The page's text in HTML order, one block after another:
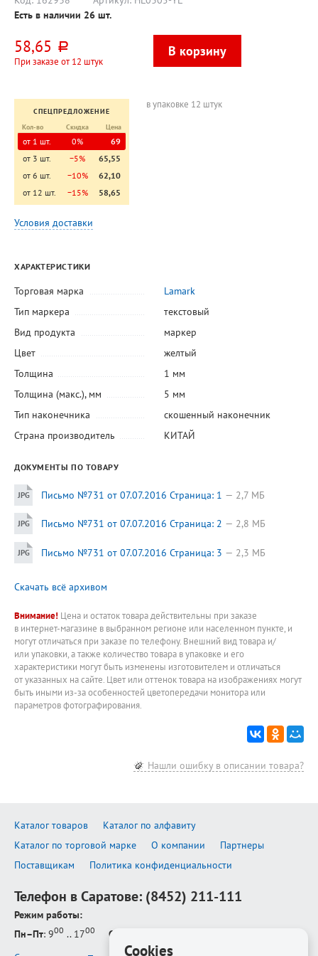
тонирова
Есть в наличии 26 шт.
58,65 руб.
При заказе от 12 штук
СПЕЦПРЕДЛОЖЕНИЕ
Кол-во
Скидка Цена
от 1 шт. 0%
69
от 3 шт.
−5%
65,55
от 6 шт.
−10%
62,10
от 12 шт.
−15% 58,65
в упаковке 12 штук
Условия доставки
ХАРАКТЕРИСТИКИ
Торговая марка
Lamark
Тип маркера
текстовый
Вид продукта
маркер
Цвет
желтый
Толщина
1 мм
Толщина (макс.), мм
5 мм
Тип наконечника
скошенный наконечник
Страна производитель
КИТАЙ
ДОКУМЕНТЫ ПО ТОВАРУ
Письмо №731 от 07.07.2016 Страница: 1 2,7 МБ
Письмо №731 от 07.07.2016 Страница: 2 2,8 МБ
Письмо №731 от 07.07.2016 Страница: 3 2,3 МБ
Скачать всё архивом
Внимание! Цена и остаток товара действительны при заказе
в интернет-магазине в выбранном регионе или населенном пункте, и
могут отличаться при заказе по телефону. Внешний вид товара и/
или упаковки, а также количество товара в упаковке и его
характеристики могут быть изменены изготовителем и отличаться
от указанных на сайте. Цвет или оттенок товара на изображениях могут
быть иными из-за особенностей цветопередачи монитора или
параметров фотографирования.
Нашли ошибку в описании товара?
Каталог товаров
Каталог по алфавиту
Каталог по торговой марке
О компании
Партнеры
Поставщикам
Политика конфиденциальности
Телефон в Саратове: (8452) 211-111
Режим работы:
Пн–Пт: 900 .. 1700 Сб–Вс
Cookies